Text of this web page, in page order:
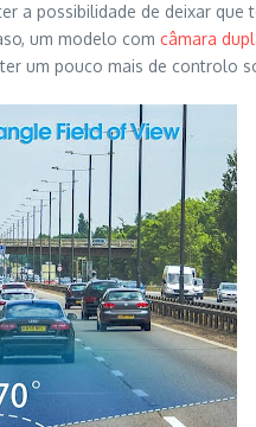
a possibilidade de deixar que
um modelo com câmara
um pouco mais de controlo